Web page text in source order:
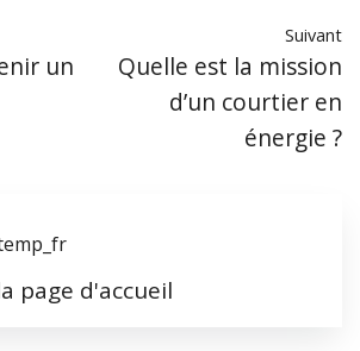
un
Suivant
Quelle est la mission
d’un courtier en
énergie ?
page d'accueil